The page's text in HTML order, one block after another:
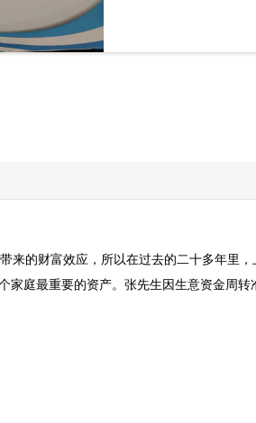
来的财富效应，所以在过去的二十多年里，
家庭最重要的资产。张先生因生意资金周转